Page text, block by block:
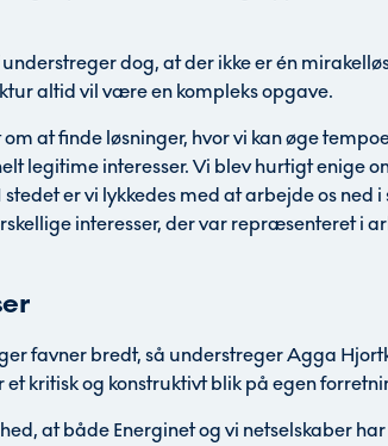
dog, at der ikke er én
altid vil være en kompleks opgave.
at finde løsninger, hvor vi kan øge
legitime interesser. Vi blev hurtigt enige
er vi lykkedes med at arbejde os ned i
interesser, der var repræsenteret i
favner bredt, så understreger Agga
et kritisk og konstruktivt blik på egen
at både Energinet og vi netselskaber